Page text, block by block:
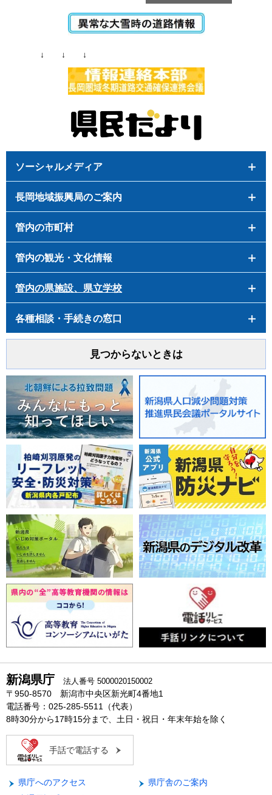
↓ ↓ ↓
ソーシャルメディア
長岡地域振興局のご案内
管内の市町村
管内の観光・文化情報
管内の県施設、県立学校
各種相談・手続きの窓口
見つからないときは
新潟県庁 法人番号 5000020150002
〒950-8570 新潟市中央区新光町4番地1
電話番号：025-285-5511（代表）
8時30分から17時15分まで、土日・祝日・年末年始を除く
手話で電話する
県庁へのアクセス
県庁舎のご案内